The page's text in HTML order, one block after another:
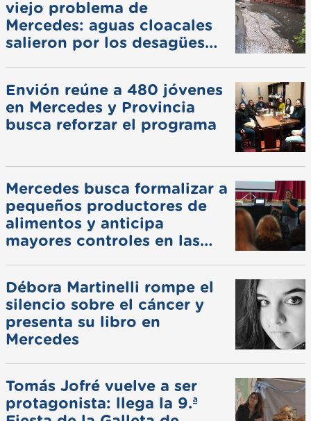
viejo problema de
Mercedes: aguas cloacales
salieron por los desagües
Envión reúne a 480 jóvenes
en Mercedes y Provincia
busca reforzar el programa
Mercedes busca formalizar a
pequeños productores de
alimentos y anticipa
mayores controles en las
Débora Martinelli rompe el
silencio sobre el cáncer y
presenta su libro en
Mercedes
Tomás Jofré vuelve a ser
protagonista: llega la 9.ª